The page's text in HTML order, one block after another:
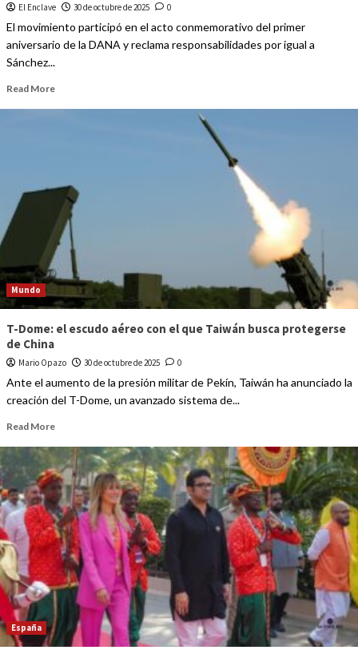
El Enclave 30 de octubre de 2025 0
El movimiento participó en el acto conmemorativo del primer
aniversario de la DANA y reclama responsabilidades por igual a
Sánchez...
Read More
Mundo
T-Dome: el escudo aéreo con el que Taiwán busca protegerse
de China
Mario Opazo 30 de octubre de 2025 0
Ante el aumento de la presión militar de Pekín, Taiwán ha anunciado la
creación del T-Dome, un avanzado sistema de...
Read More
España